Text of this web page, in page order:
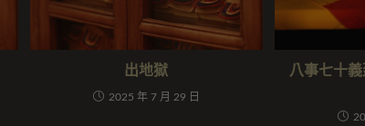
出地獄
2025 年 7 月 29 日
八事七十